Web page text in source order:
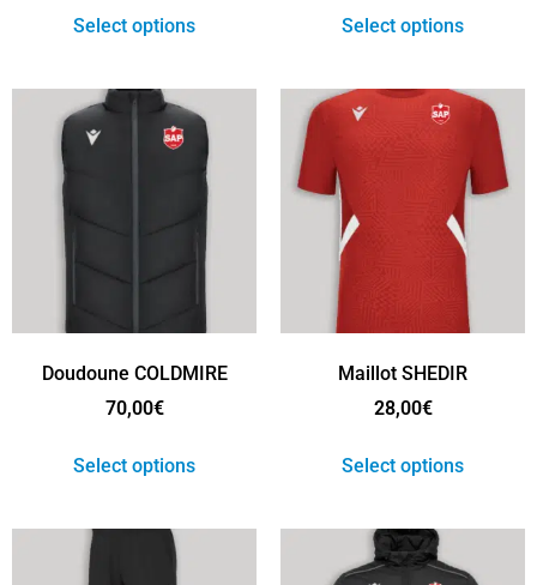
Select options Select options
Doudoune COLDMIRE
70,00€
Select options
Maillot SHEDIR
28,00€
Select options